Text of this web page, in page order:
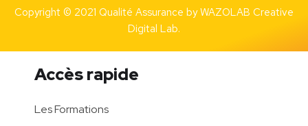
Copyright © 2021 Qualité Assurance byWAZOLAB Creative
Digital Lab.
Accès rapide
Les Formations